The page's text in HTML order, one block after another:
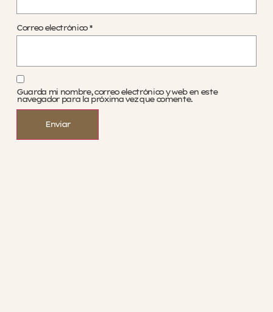
Correo electrónico *
Guarda mi nombre, correo electrónico y web en este
navegador para la próxima vez que comente.